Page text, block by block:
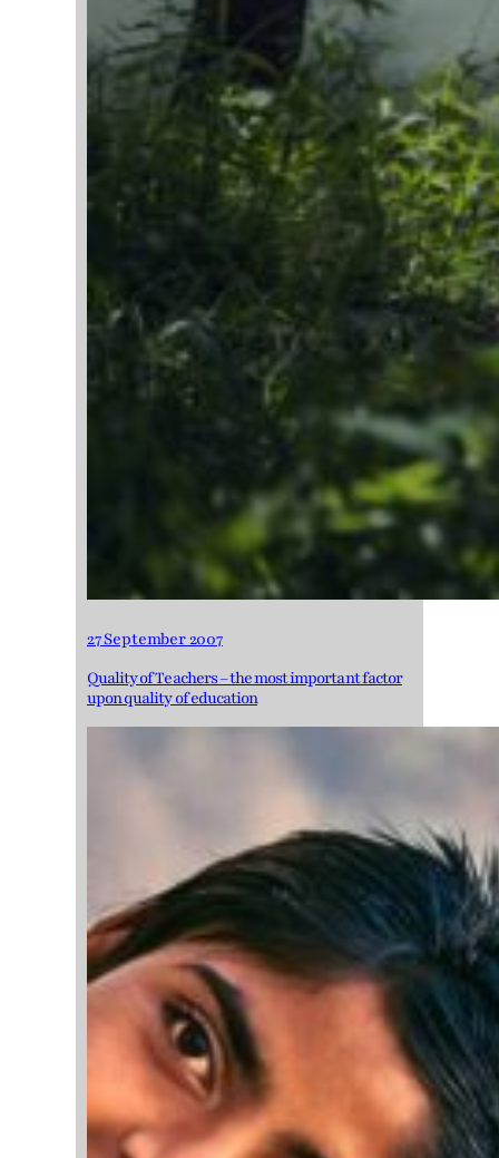
27 September 2007
Quality of Teachers – the most important factor
upon quality of education